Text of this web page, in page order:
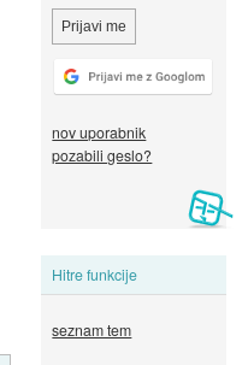
nov uporabnik
pozabili geslo?
Hitre funkcije
seznam tem